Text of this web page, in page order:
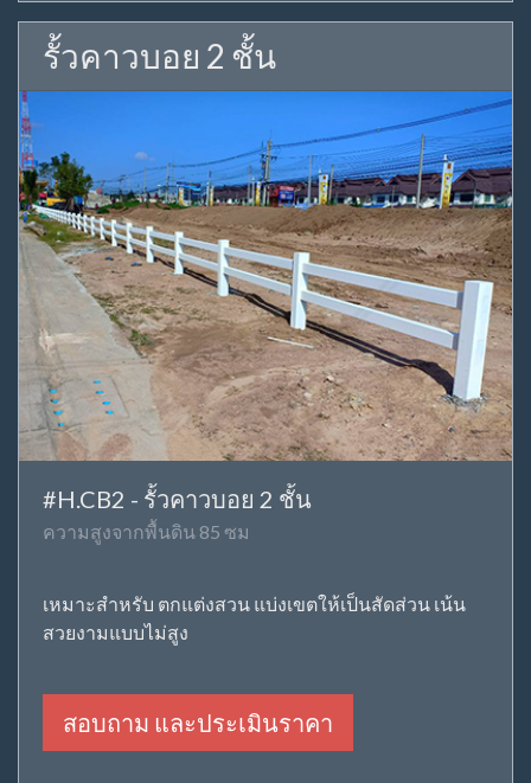
รั้วคาวบอย 2 ชั้น
#H.CB2 - รั้วคาวบอย 2 ชั้น
ความสูงจากพื้นดิน 85 ซม
เหมาะสำหรับ ตกแต่งสวน แบ่งเขตให้เป็นสัดส่วน เน้น
สวยงามแบบไม่สูง
สอบถาม และประเมินราคา